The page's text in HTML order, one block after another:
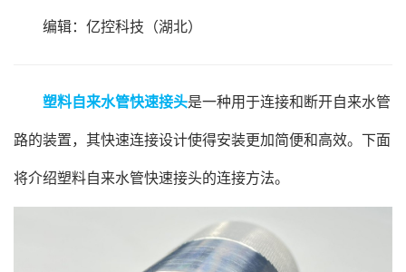
编辑：亿控科技（湖北）
塑料自来水管快速接头是一种用于连接和断开自来水管
路的装置，其快速连接设计使得安装更加简便和高效。下面
将介绍塑料自来水管快速接头的连接方法。